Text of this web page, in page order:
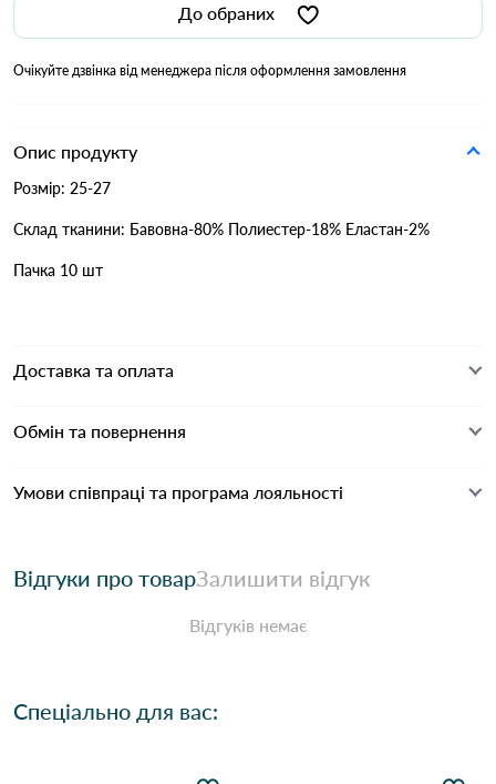
До обраних
Очікуйте дзвінка від менеджера після оформлення замовлення
Опис продукту
Розмір: 25-27
Склад тканини: Бавовна-80% Полиестер-18% Еластан-2%
Пачка 10 шт
Доставка та оплата
Обмін та повернення
Умови співпраці та програма лояльності
Відгуки про товарЗалишити відгук
Відгуків немає
Спеціально для вас: